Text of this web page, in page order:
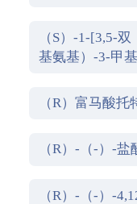
（S）-1-[3,5-
基氨基）-3-甲
（R）富马酸托
（R）-（-）-
（R）-（-）-